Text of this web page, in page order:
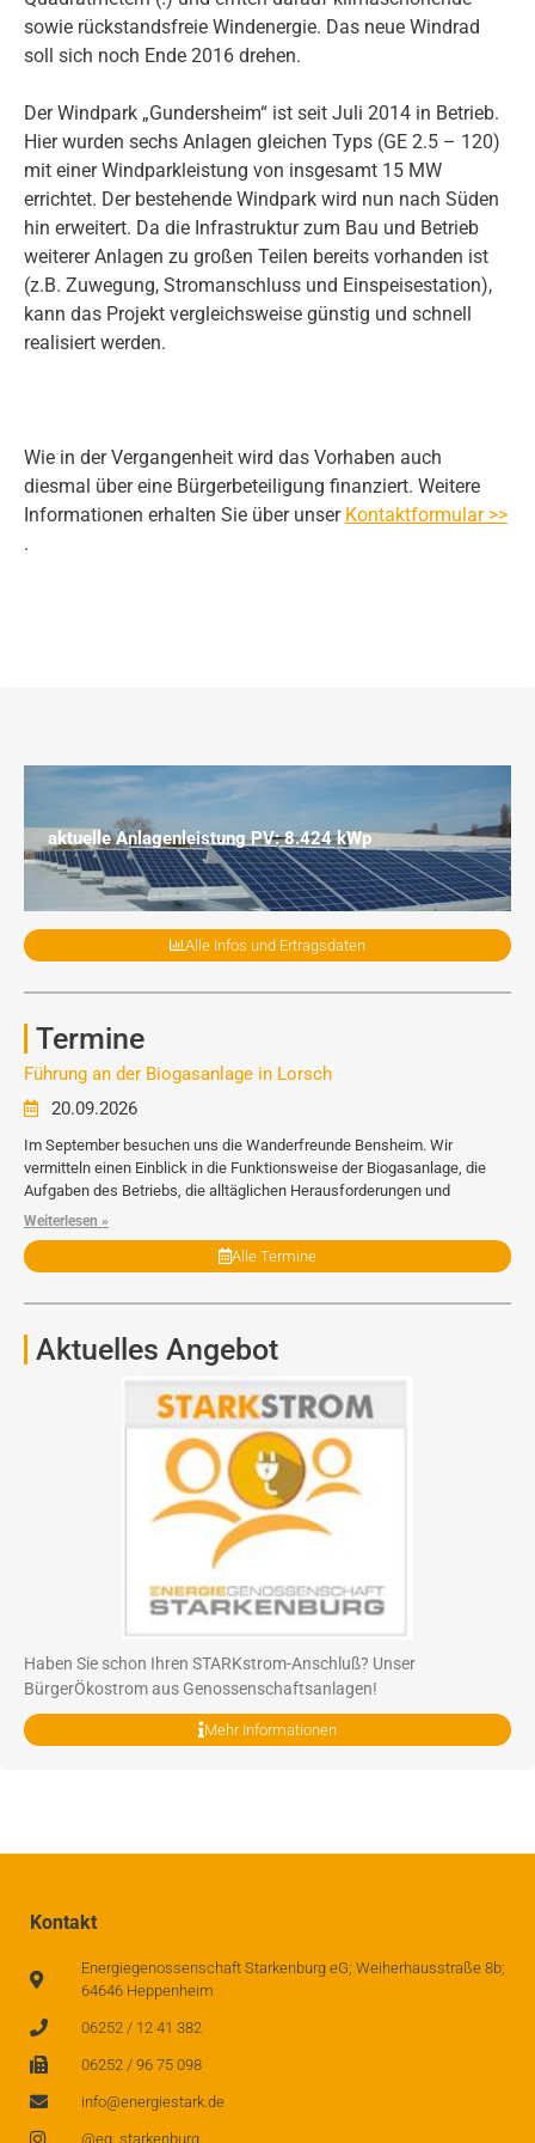
sowie rückstandsfreie Windenergie. Das neue Windrad
soll sich noch Ende 2016 drehen.
Der Windpark „Gundersheim“ ist seit Juli 2014 in Betrieb.
Hier wurden sechs Anlagen gleichen Typs (GE 2.5 – 120)
mit einer Windparkleistung von insgesamt 15 MW
errichtet. Der bestehende Windpark wird nun nach Süden
hin erweitert. Da die Infrastruktur zum Bau und Betrieb
weiterer Anlagen zu großen Teilen bereits vorhanden ist
(z.B. Zuwegung, Stromanschluss und Einspeisestation),
kann das Projekt vergleichsweise günstig und schnell
realisiert werden.
Wie in der Vergangenheit wird das Vorhaben auch
diesmal über eine Bürgerbeteiligung finanziert. Weitere
Informationen erhalten Sie über unser Kontaktformular >>
.
aktuelle Anlagenleistung PV: 8.424 kWp
Alle Infos und Ertragsdaten
Termine
Führung an der Biogasanlage in Lorsch
20.09.2026
Im September besuchen uns die Wanderfreunde Bensheim. Wir
vermitteln einen Einblick in die Funktionsweise der Biogasanlage, die
Aufgaben des Betriebs, die alltäglichen Herausforderungen und
Weiterlesen »
Alle Termine
Aktuelles Angebot
Haben Sie schon Ihren STARKstrom-Anschluß? Unser
BürgerÖkostrom aus Genossenschaftsanlagen!
Mehr Informationen
Kontakt
Energiegenossenschaft Starkenburg eG; Weiherhausstraße 8b;
64646 Heppenheim
06252 / 12 41 382
06252 / 96 75 098
info@energiestark.de
@eg_starkenburg